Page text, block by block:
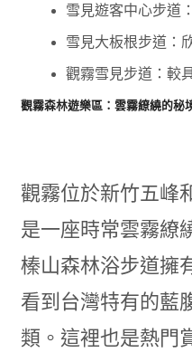
雪見遊客中心步道
雪見大板根步道：
觀霧雪見步道：較
觀霧森林遊樂區：雲霧繚繞的秘
觀霧位於新竹五峰
是一座時常雲霧繚
榛山森林浴步道擁
看到台灣特有的藍
類。這裡也是熱門